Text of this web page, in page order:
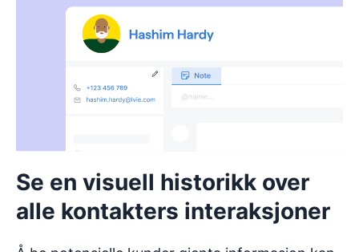
Se en visuell historikk over
alle kontakters interaksjoner